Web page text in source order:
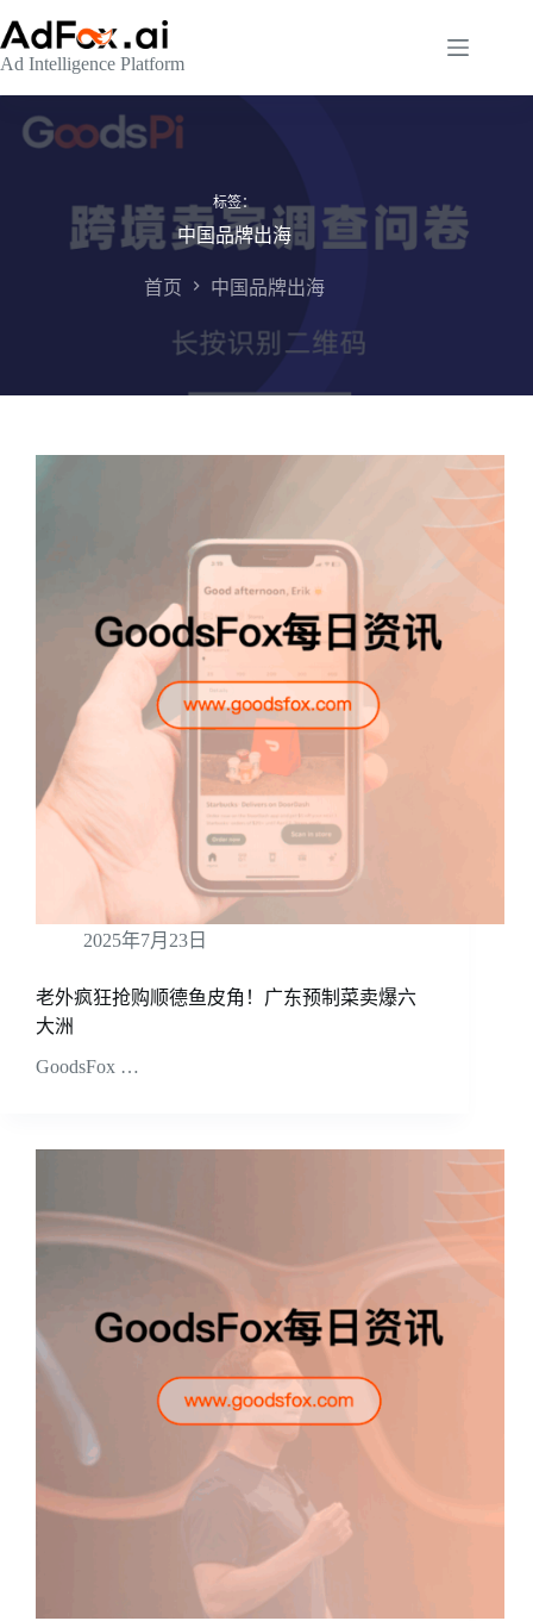
至
内
容
Ad Intelligence Platform
标签：
中国品牌出海
首页 中国品牌出海
2025年7月23日
老外疯狂抢购顺德鱼皮角！广东预制菜卖爆六
大洲
GoodsFox …